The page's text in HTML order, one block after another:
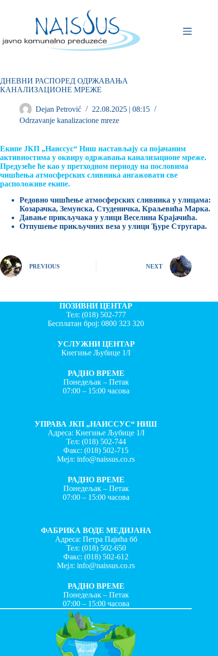
ДНЕВНИ РАСПОРЕД ОДРЖАВАЊА
КАНАЛИЗАЦИОНЕ МРЕЖЕ
Dejan Petrović
22.08.2025 | 08:15
Odrzavanje kanalizacione mreze
Екипе ЈКП „Наиссус“ Ниш настављају са појачаним
активностима у оквиру одржавања канализационе мреже.
Предузеће ће као у претходном периоду на пословима
чишћења атмосферских сливника ангажовати све
расположиве екипе.
Редовно чишћење атмосферских сливника у улицама:
Козарачка, Земунска, Студеничка, Краљевића Марка.
Давање прикључака у улици Веселина Крајачића.
Отпушење прикључних веза у улици Ђуре Стругара.
PREVIOUS NEXT
ПОЗИВНИ ЦЕНТАР
Тел: (018) 502-777
Бесплатан број:0800 323 320
УСЛУЖНИ ЦЕНТАР
Кнегиње Љубице 1/I
РАДНО ВРЕМЕ
Понедељак – Петак
07:00 – 15:00 часова
УПРАВА ЈКП „НАИССУС“ НИШ
Адреса: Кнегиње Љубице 1/I
Тел: (018) 502-744
Факс:(018) 502-715
Мејл:info@naissus.co.rs
РАДНО ВРЕМЕ
Понедељак – Петак
07:00 – 15:00 часова
ФАБРИКА ВОДЕ МЕДИЈАНА
Адреса: Петра Пајића бб
Тел: (018) 502-650
Факс:(018) 502-612
Мејл:info@naissus.co.rs
РАДНО ВРЕМЕ
Понедељак – Петак
07:00 – 15:00 часова